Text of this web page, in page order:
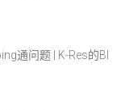
通问题 | K-Res的Bl